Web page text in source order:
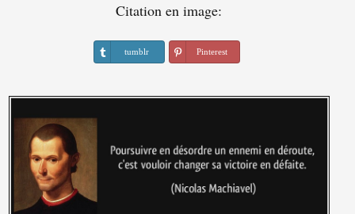
Citation en image:
tumblr Pinterest